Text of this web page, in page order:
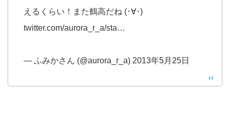
えるくらい！また鶴高だね (･∀･)
twitter.com/aurora_r_a/sta…
— ふみかさん (@aurora_r_a) 2013年5月25日